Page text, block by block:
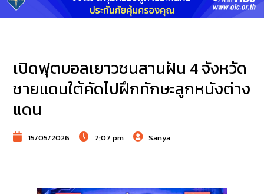
เปิดฟุตบอลเยาวชนสานฝัน 4 จังหวัด
ชายแดนใต้คัดไปฝึกทักษะลูกหนังต่าง
แดน
15/05/2026 7:07 pm Sanya